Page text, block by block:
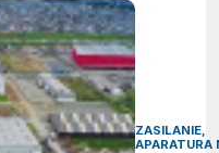
ZASILANIE,
APARATURA